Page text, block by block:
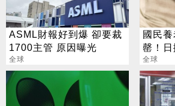
ASML財報好到爆 卻要裁
1700主管 原因曝光
全球
國民
罄！
制
全球